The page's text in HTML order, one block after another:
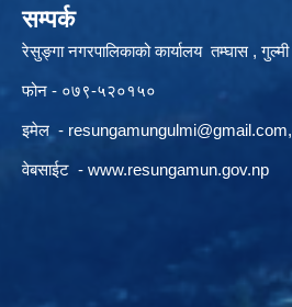
सम्पर्क
रेसुङ्गा नगरपालिकाको कार्यालय तम्घास , गुल्मी
फोन - ०७९-५२०१५०
इमेल - resungamungulmi@gmail.com,
वेबसाईट - www.resungamun.gov.np